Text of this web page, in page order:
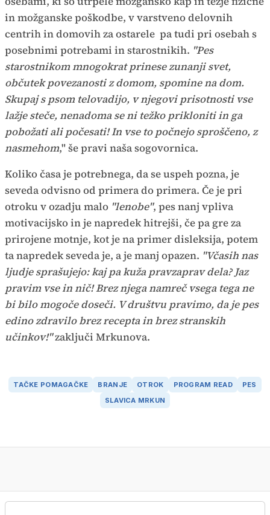
in možganske poškodbe, v varstveno delovnih
centrih in domovih za ostarele pa tudi pri osebah s
posebnimi potrebami in starostnikih. "Pes
starostnikom mnogokrat prinese zunanji svet,
občutek povezanosti z domom, spomine na dom.
Skupaj s psom telovadijo, v njegovi prisotnosti vse
lažje steče, nenadoma se ni težko prikloniti in ga
pobožati ali počesati! In vse to počnejo sproščeno, z
nasmehom," še pravi naša sogovornica.
Koliko časa je potrebnega, da se uspeh pozna, je
seveda odvisno od primera do primera. Če je pri
otroku v ozadju malo "lenobe", pes nanj vpliva
motivacijsko in je napredek hitrejši, če pa gre za
prirojene motnje, kot je na primer disleksija, potem
ta napredek seveda je, a je manj opazen. "Včasih nas
ljudje sprašujejo: kaj pa kuža pravzaprav dela? Jaz
pravim vse in nič! Brez njega namreč vsega tega ne
bi bilo mogoče doseči. V društvu pravimo, da je pes
edino zdravilo brez recepta in brez stranskih
učinkov!"zaključi Mrkunova.
TAČKE POMAGAČKE BRANJE OTROK PROGRAM READ
PES
SLAVICA MRKUN